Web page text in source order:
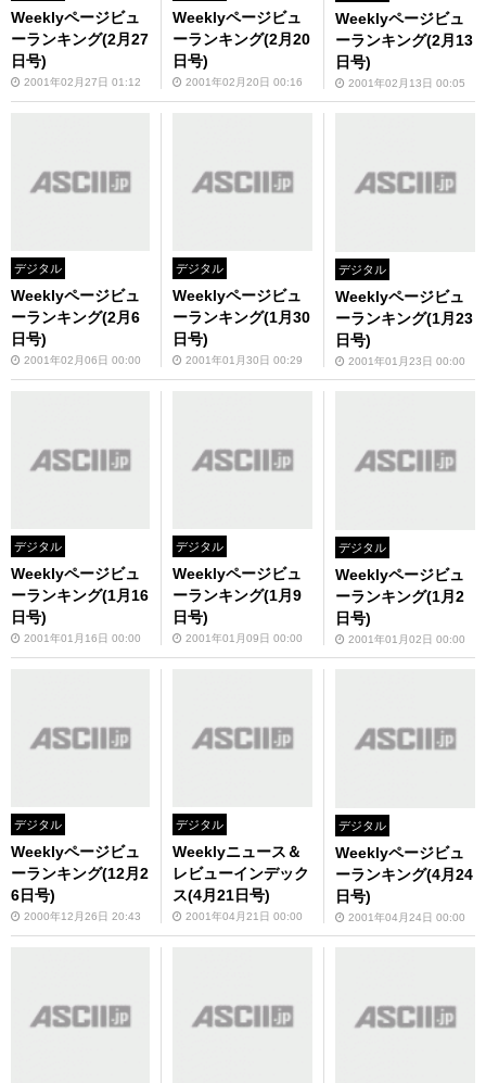
Weeklyページビュ
ーランキング(2月27
日号)
2001年02月27日 01:12
Weeklyページビュ
ーランキング(2月20
日号)
2001年02月20日 00:16
Weeklyページビュ
ーランキング(2月13
日号)
2001年02月13日 00:05
デジタル
Weeklyページビュ
ーランキング(2月6
日号)
2001年02月06日 00:00
デジタル
Weeklyページビュ
ーランキング(1月30
日号)
2001年01月30日 00:29
デジタル
Weeklyページビュ
ーランキング(1月23
日号)
2001年01月23日 00:00
デジタル
Weeklyページビュ
ーランキング(1月16
日号)
2001年01月16日 00:00
デジタル
Weeklyページビュ
ーランキング(1月9
日号)
2001年01月09日 00:00
デジタル
Weeklyページビュ
ーランキング(1月2
日号)
2001年01月02日 00:00
デジタル
Weeklyページビュ
ーランキング(12月2
6日号)
2000年12月26日 20:43
デジタル
Weeklyニュース＆
レビューインデック
ス(4月21日号)
2001年04月21日 00:00
デジタル
Weeklyページビュ
ーランキング(4月24
日号)
2001年04月24日 00:00